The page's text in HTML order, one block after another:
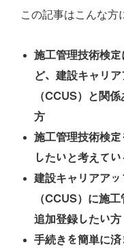
この記事はこんな方
施工管理技術検
ど、建設キャリ
（CCUS）と関
方
施工管理技術検
したいと考えて
建設キャリアア
（CCUS）に施
追加登録したい方
手続きを簡単に